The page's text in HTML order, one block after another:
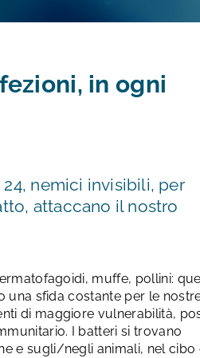
in ogni
nemici invisibili, per
attaccano il nostro
muffe, pollini:
una sfida costante per le
di maggiore vulnerabilità,
I batteri si trovano
e sugli/negli animali, nel cibo